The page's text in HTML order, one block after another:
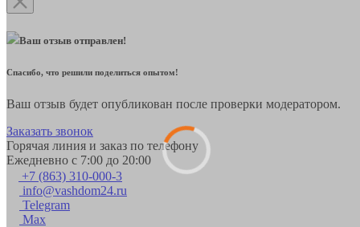
Ваш отзыв отправлен!
Спасибо, что решили поделиться опытом!
Ваш отзыв будет опубликован после проверки модератором.
Заказать звонок
Горячая линия и заказ по телефону
Ежедневно с 7:00 до 20:00
+7 (863) 310-000-3
info@vashdom24.ru
Telegram
Max